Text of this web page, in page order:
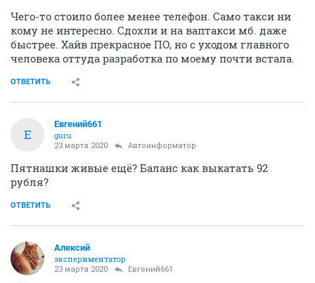
Чего-то стоило более менее телефон. Само такси ни
кому не интересно. Сдохли и на ваптакси мб. даже
быстрее. Хайв прекрасное ПО, но с уходом главного
человека оттуда разработка по моему почти встала.
ОТВЕТИТЬ
Е
Евгений661
guru
23 марта 2020 Автоинформатор
Пятнашки живые ещё? Баланс как выкатать 92
рубля?
ОТВЕТИТЬ
Алексий
экспериментатор
23 марта 2020 Евгений661